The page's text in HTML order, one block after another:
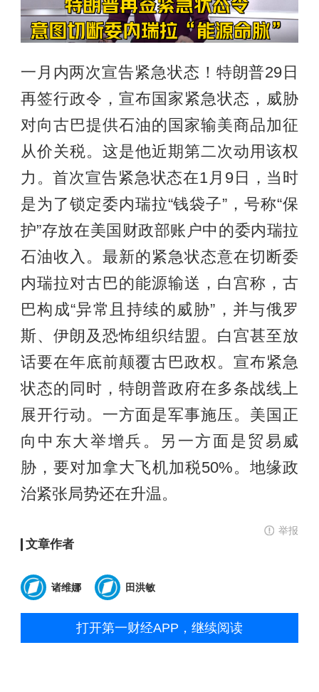
一月内两次宣告紧急状态！特朗普29日
再签行政令，宣布国家紧急状态，威胁
对向古巴提供石油的国家输美商品加征
从价关税。这是他近期第二次动用该权
力。首次宣告紧急状态在1月9日，当时
是为了锁定委内瑞拉“钱袋子”，号称“保
护”存放在美国财政部账户中的委内瑞拉
石油收入。最新的紧急状态意在切断委
内瑞拉对古巴的能源输送，白宫称，古
巴构成“异常且持续的威胁”，并与俄罗
斯、伊朗及恐怖组织结盟。白宫甚至放
话要在年底前颠覆古巴政权。宣布紧急
状态的同时，特朗普政府在多条战线上
展开行动。一方面是军事施压。美国正
向中东大举增兵。另一方面是贸易威
胁，要对加拿大飞机加税50%。地缘政
治紧张局势还在升温。
举报
文章作者
诸维娜 田洪敏
打开第一财经APP，继续阅读